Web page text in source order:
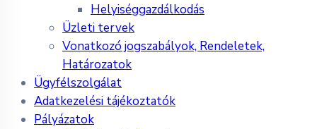
Helyiséggazdálkodás
Üzleti tervek
Vonatkozó jogszabályok, Rendeletek,
Határozatok
Ügyfélszolgálat
Adatkezelési tájékoztatók
Pályázatok